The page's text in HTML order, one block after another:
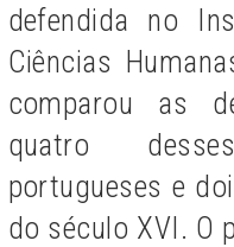
defendida no
Ciências
comparou as
quatro
portugueses e
do século XVI. O